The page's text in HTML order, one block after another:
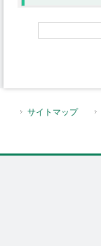
サイトマップ